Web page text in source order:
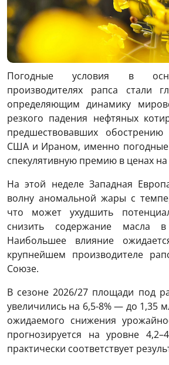
Погодные условия в
производителях рапса стали
определяющим динамику
резкого падения нефтяных
предшествовавших
США и Ираном, именно
спекулятивную премию в ценах на
На этой неделе Западная
волну аномальной жары с
что может ухудшить
снизить содержание масла
Наибольшее влияние
крупнейшем производителе
Союзе.
В сезоне 2026/27 площади под
увеличились на 6,5-8% — до 1,35
ожидаемого снижения
прогнозируется на уровне
практически соответствует